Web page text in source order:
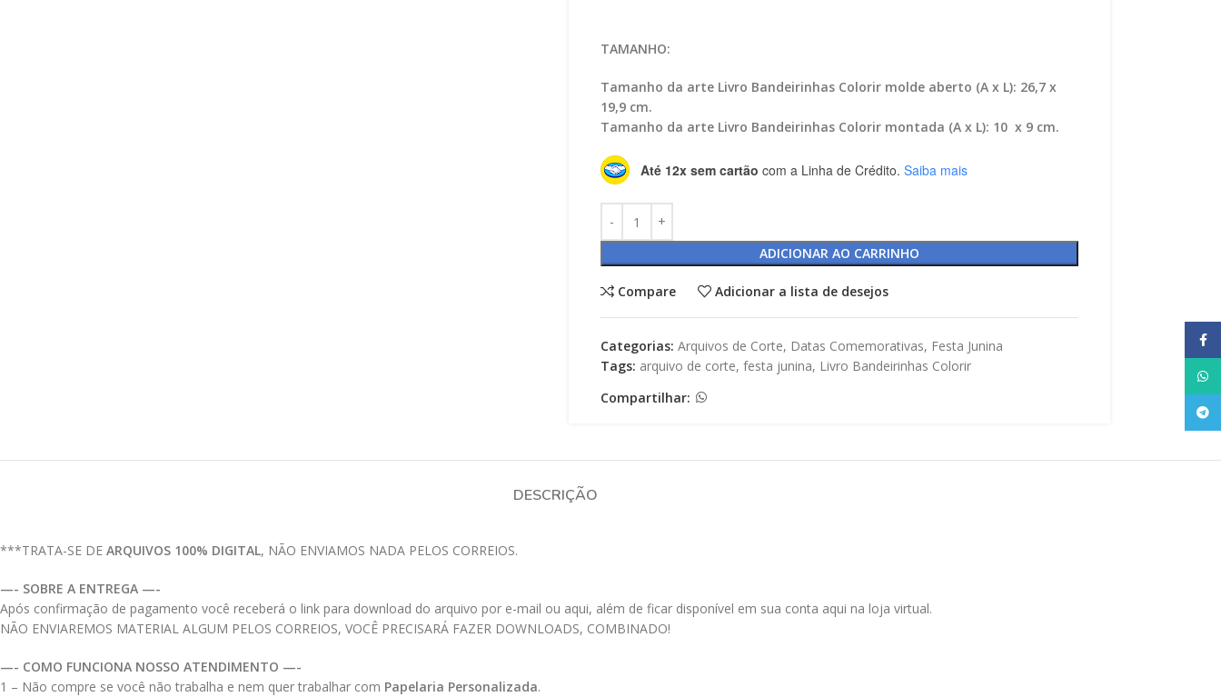
TAMANHO:
Tamanho da arte Livro Bandeirinhas Colorir molde aberto (A x L): 26,7 x
19,9 cm.
Tamanho da arte Livro Bandeirinhas Colorir montada (A x L): 10 x 9 cm.
Até 12x sem cartão com a Linha de Crédito. Saiba mais
ADICIONAR AO CARRINHO
Compare Adicionar a lista de desejos
Categorias: Arquivos de Corte, Datas Comemorativas, Festa Junina
Tags: arquivo de corte, festa junina, Livro Bandeirinhas Colorir
Compartilhar:
DESCRIÇÃO
***TRATA-SE DE ARQUIVOS 100% DIGITAL, NÃO ENVIAMOS NADA PELOS CORREIOS.
—- SOBRE A ENTREGA —-
Após confirmação de pagamento você receberá o link para download do arquivo por e-mail ou aqui, além de ficar disponível em sua conta aqui na loja virtual.
NÃO ENVIAREMOS MATERIAL ALGUM PELOS CORREIOS, VOCÊ PRECISARÁ FAZER DOWNLOADS, COMBINADO!
—- COMO FUNCIONA NOSSO ATENDIMENTO —-
1 – Não compre se você não trabalha e nem quer trabalhar com Papelaria Personalizada.